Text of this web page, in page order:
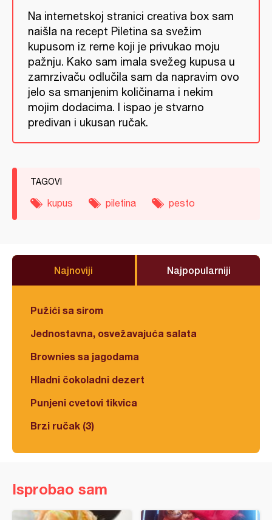
Na internetskoj stranici creativa box sam
naišla na recept Piletina sa svežim
kupusom iz rerne koji je privukao moju
pažnju. Kako sam imala svežeg kupusa u
zamrzivaču odlučila sam da napravim ovo
jelo sa smanjenim količinama i nekim
mojim dodacima. I ispao je stvarno
predivan i ukusan ručak.
TAGOVI
kupus piletina pesto
Najnoviji Najpopularniji
Pužići sa sirom
Jednostavna, osvežavajuća salata
Brownies sa jagodama
Hladni čokoladni dezert
Punjeni cvetovi tikvica
Brzi ručak (3)
Isprobao sam